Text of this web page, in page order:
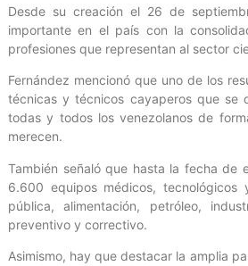
Desde su creación el 26 de
importante en el país con la
profesiones que representan al sector
Fernández mencionó que uno de los
técnicas y técnicos cayaperos que se
todas y todos los venezolanos de
merecen.
También señaló que hasta la fecha
6.600 equipos médicos,
pública, alimentación, petróleo,
preventivo y correctivo.
Asimismo, hay que destacar la amplia